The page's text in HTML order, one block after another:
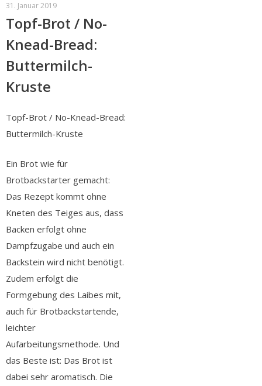
31. Januar 2019
Topf-Brot / No-
Knead-Bread:
Buttermilch-
Kruste
Topf-Brot / No-Knead-Bread:
Buttermilch-Kruste
Ein Brot wie für
Brotbackstarter gemacht:
Das Rezept kommt ohne
Kneten des Teiges aus, dass
Backen erfolgt ohne
Dampfzugabe und auch ein
Backstein wird nicht benötigt.
Zudem erfolgt die
Formgebung des Laibes mit,
auch für Brotbackstartende,
leichter
Aufarbeitungsmethode. Und
das Beste ist: Das Brot ist
dabei sehr aromatisch. Die